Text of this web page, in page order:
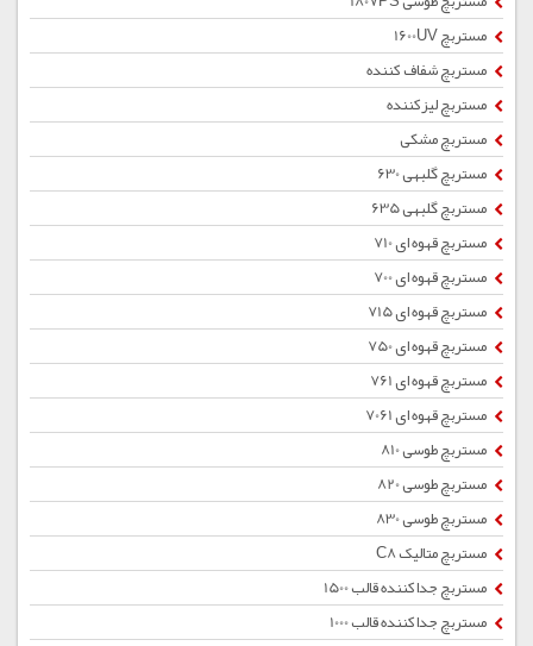
مستربچ 1600UV
مستربچ شفاف کننده
مستربچ لیزکننده
مستربچ مشکی
مستربچ گلبهی 630
مستربچ گلبهی 635
مستربچ قهوه ای 710
مستربچ قهوه ای 700
مستربچ قهوه ای 715
مستربچ قهوه ای 750
مستربچ قهوه ای 761
مستربچ قهوه ای 7061
مستربچ طوسی 810
مستربچ طوسی 820
مستربچ طوسی 830
مستربچ متالیک C8
مستربچ جداکننده قالب 1500
مستربچ جداکننده قالب 1000